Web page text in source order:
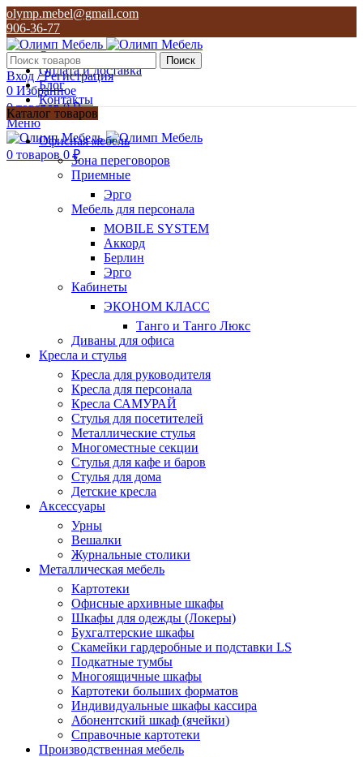
olymp.mebel@gmail.com
906-36-77
О нас
Оплата и доставка
Блог
Контакты
906-36-77
Поиск
Вход / Регистрация
0 Избранное
0товаров 0₽
Меню
0 товаров 0₽
Каталог товаров
Офисная мебель
Зона переговоров
Приемные
Эрго
Мебель для персонала
MOBILE SYSTEM
Аккорд
Берлин
Эрго
Кабинеты
ЭКОНОМ КЛАСС
Танго и Танго Люкс
Диваны для офиса
Кресла и стулья
Кресла для руководителя
Кресла для персонала
Кресла САМУРАЙ
Стулья для посетителей
Металлические стулья
Многоместные секции
Стулья для кафе и баров
Стулья для дома
Детские кресла
Аксессуары
Урны
Вешалки
Журнальные столики
Металлическая мебель
Картотеки
Офисные архивные шкафы
Шкафы для одежды (Локеры)
Бухгалтерские шкафы
Скамейки гардеробные и подставки LS
Подкатные тумбы
Многоящичные шкафы
Картотеки больших форматов
Индивидуальные шкафы кассира
Абонентский шкаф (ячейки)
Справочные картотеки
Производственная мебель